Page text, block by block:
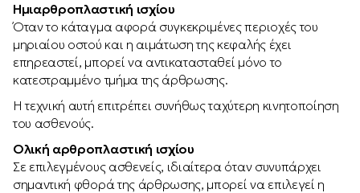
Ημιαρθροπλαστική ισχίου
Όταν το κάταγμα αφορά συγκεκριμένες περιοχές του
μηριαίου οστού και η αιμάτωση της κεφαλής έχει
επηρεαστεί, μπορεί να αντικατασταθεί μόνο το
κατεστραμμένο τμήμα της άρθρωσης.
Η τεχνική αυτή επιτρέπει συνήθως ταχύτερη κινητοποίηση
του ασθενούς.
Ολική αρθροπλαστική ισχίου
Σε επιλεγμένους ασθενείς, ιδιαίτερα όταν συνυπάρχει
σημαντική φθορά της άρθρωσης, μπορεί να επιλεγεί η